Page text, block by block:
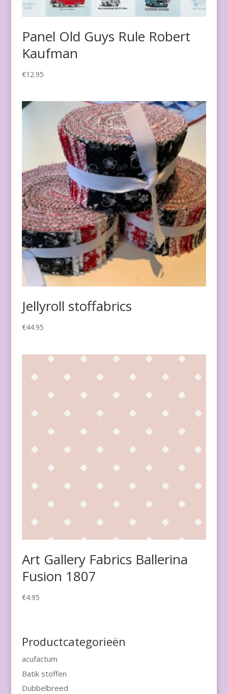
Panel Old Guys Rule Robert
Kaufman
€12.95
Jellyroll stoffabrics
€44.95
Art Gallery Fabrics Ballerina
Fusion 1807
€4.95
Productcategorieën
acufactum
Batik stoffen
Dubbelbreed